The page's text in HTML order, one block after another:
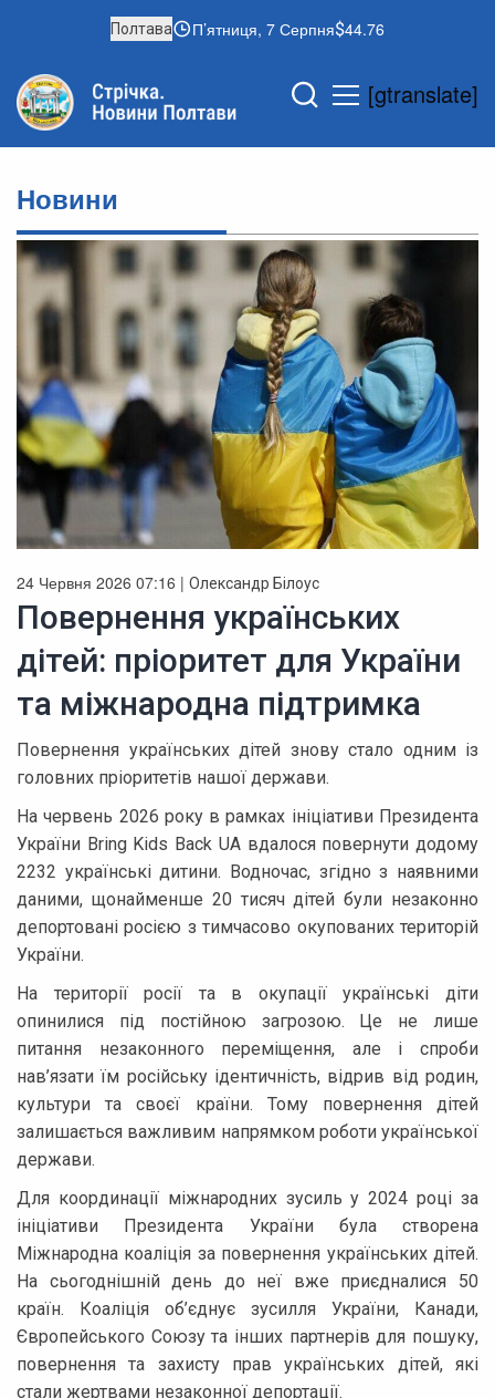
Полтава П’ятниця, 7 Серпня 44.76
[gtranslate]
Новини
24 Червня 2026 07:16 | Олександр Білоус
Повернення українських
дітей: пріоритет для України
та міжнародна підтримка
Повернення українських дітей знову стало одним із
головних пріоритетів нашої держави.
На червень 2026 року в рамках ініціативи Президента
України Bring Kids Back UA вдалося повернути додому
2232 українські дитини. Водночас, згідно з наявними
даними, щонайменше 20 тисяч дітей були незаконно
депортовані росією з тимчасово окупованих територій
України.
На території росії та в окупації українські діти
опинилися під постійною загрозою. Це не лише
питання незаконного переміщення, але і спроби
нав’язати їм російську ідентичність, відрив від родин,
культури та своєї країни. Тому повернення дітей
залишається важливим напрямком роботи української
держави.
Для координації міжнародних зусиль у 2024 році за
ініціативи Президента України була створена
Міжнародна коаліція за повернення українських дітей.
На сьогоднішній день до неї вже приєдналися 50
країн. Коаліція об’єднує зусилля України, Канади,
Європейського Союзу та інших партнерів для пошуку,
повернення та захисту прав українських дітей, які
стали жертвами незаконної депортації.